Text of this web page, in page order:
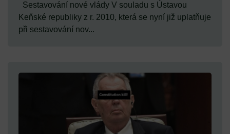
Sestavování nové vlády V souladu s Ústavou
Keňské republiky z r. 2010, která se nyní již uplatňuje
při sestavování nov...